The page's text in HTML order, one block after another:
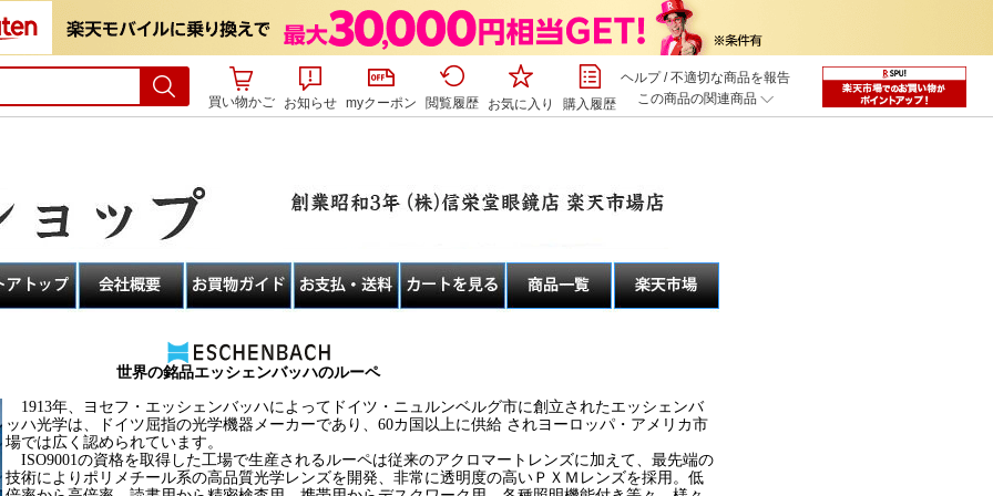
買い物かご お知らせ myクーポン 閲覧履歴 お気に入り 購入履歴
ヘルプ/不適切な商品を報告
この商品の関連商品
世界の銘品エッシェンバッハのルーペ
1913年、ヨセフ・エッシェンバッハによってドイツ・ニュルンベルグ市に創立されたエッシェンバ
ッハ光学は、ドイツ屈指の光学機器メーカーであり、60カ国以上に供給 されヨーロッパ・アメリカ市
場では広く認められています。
ISO9001の資格を取得した工場で生産されるルーペは従来のアクロマートレンズに加えて、最先端の
技術によりポリメチール系の高品質光学レンズを開発、非常に透明度の高いＰＸＭレンズを採用。低